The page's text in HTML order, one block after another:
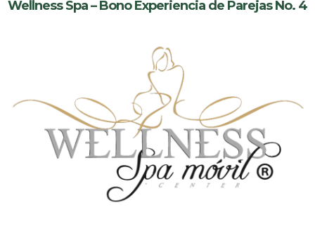
Wellness Spa – Bono Experiencia de Parejas No. 4